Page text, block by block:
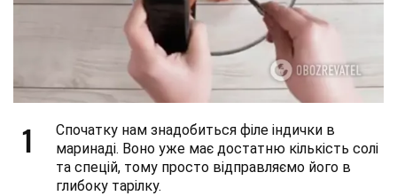
1
Спочатку нам знадобиться філе індички в
маринаді. Воно уже має достатню кількість солі
та спецій, тому просто відправляємо його в
глибоку тарілку.